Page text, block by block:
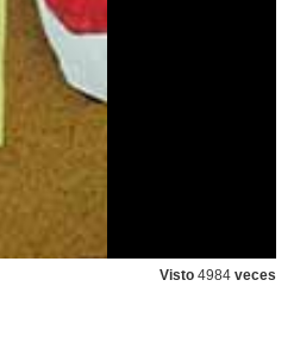
Visto 4984 veces